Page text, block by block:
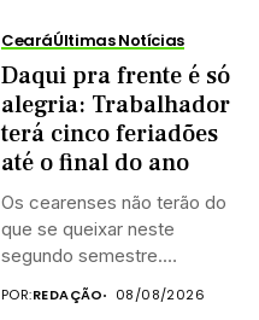
CearáÚltimas Notícias
Daqui pra frente é só
alegria: Trabalhador
terá cinco feriadões
até o final do ano
Os cearenses não terão do
que se queixar neste
segundo semestre.
POR:REDAÇÃO 08/08/2026